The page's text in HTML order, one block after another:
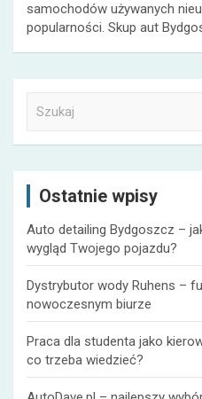
samochodów używanych
popularności. Skup aut
Ostatnie wpisy
Auto detailing Bydgoszcz –
wygląd Twojego pojazdu?
Dystrybutor wody Ruhens –
nowoczesnym biurze
Praca dla studenta jako
co trzeba wiedzieć?